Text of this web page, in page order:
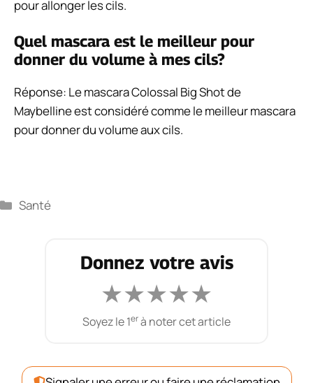
pour allonger les cils.
Quel mascara est le meilleur pour
donner du volume à mes cils?
Réponse: Le mascara Colossal Big Shot de
Maybelline est considéré comme le meilleur mascara
pour donner du volume aux cils.
Catégories
Santé
Donnez votre avis
★★★★★
Soyez le 1erà noter cet article